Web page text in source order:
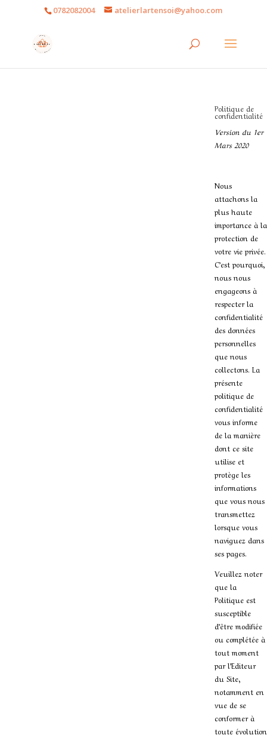
0782082004 atelierlartensoi@yahoo.com
Politique de
confidentialité
Version du 1er
Mars 2020
Nous
attachons la
plus haute
importance à la
protection de
votre vie privée.
C’est pourquoi,
nous nous
engageons à
respecter la
confidentialité
des données
personnelles
que nous
collectons. La
présente
politique de
confidentialité
vous informe
de la manière
dont ce site
utilise et
protège les
informations
que vous nous
transmettez
lorsque vous
naviguez dans
ses pages.
Veuillez noter
que la
Politique est
susceptible
d’être modifiée
ou complétée à
tout moment
par l’Editeur
du Site,
notamment en
vue de se
conformer à
toute évolution